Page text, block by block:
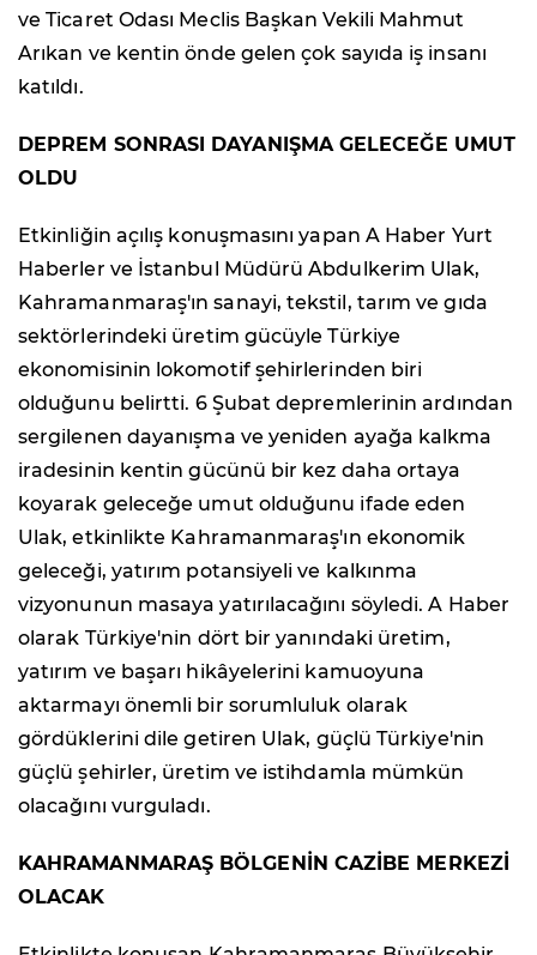
ve Ticaret Odası Meclis Başkan Vekili Mahmut
Arıkan ve kentin önde gelen çok sayıda iş insanı
katıldı.
DEPREM SONRASI DAYANIŞMA GELECEĞE UMUT
OLDU
Etkinliğin açılış konuşmasını yapan A Haber Yurt
Haberler ve İstanbul Müdürü Abdulkerim Ulak,
Kahramanmaraş'ın sanayi, tekstil, tarım ve gıda
sektörlerindeki üretim gücüyle Türkiye
ekonomisinin lokomotif şehirlerinden biri
olduğunu belirtti. 6 Şubat depremlerinin ardından
sergilenen dayanışma ve yeniden ayağa kalkma
iradesinin kentin gücünü bir kez daha ortaya
koyarak geleceğe umut olduğunu ifade eden
Ulak, etkinlikte Kahramanmaraş'ın ekonomik
geleceği, yatırım potansiyeli ve kalkınma
vizyonunun masaya yatırılacağını söyledi. A Haber
olarak Türkiye'nin dört bir yanındaki üretim,
yatırım ve başarı hikâyelerini kamuoyuna
aktarmayı önemli bir sorumluluk olarak
gördüklerini dile getiren Ulak, güçlü Türkiye'nin
güçlü şehirler, üretim ve istihdamla mümkün
olacağını vurguladı.
KAHRAMANMARAŞ BÖLGENİN CAZİBE MERKEZİ
OLACAK